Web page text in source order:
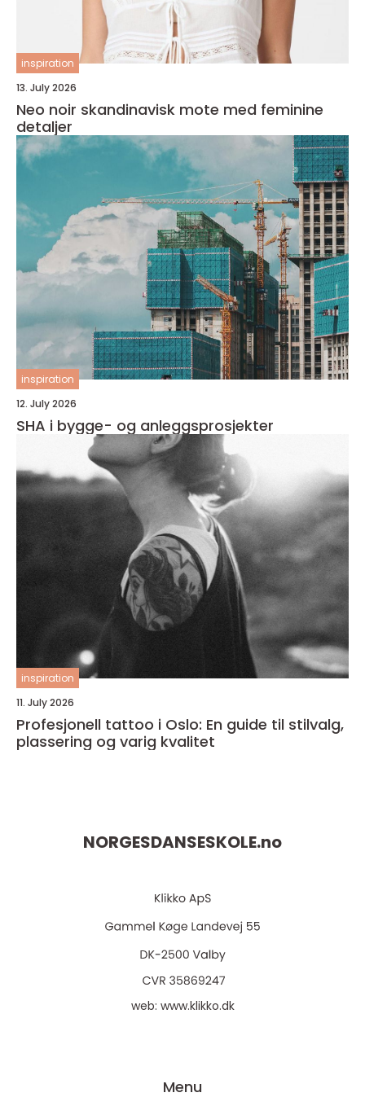
inspiration
13. July 2026
Neo noir skandinavisk mote med feminine
detaljer
inspiration
12. July 2026
SHA i bygge- og anleggsprosjekter
inspiration
11. July 2026
Profesjonell tattoo i Oslo: En guide til stilvalg,
plassering og varig kvalitet
NORGESDANSESKOLE.no
web: www.klikko.dk
Menu